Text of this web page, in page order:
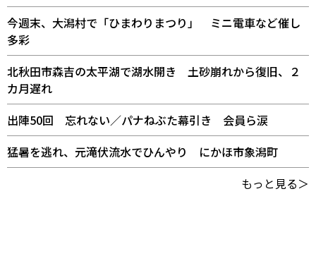
今週末、大潟村で「ひまわりまつり」 ミニ電車など催し
多彩
北秋田市森吉の太平湖で湖水開き 土砂崩れから復旧、２
カ月遅れ
出陣50回 忘れない／パナねぶた幕引き 会員ら涙
猛暑を逃れ、元滝伏流水でひんやり にかほ市象潟町
もっと見る＞